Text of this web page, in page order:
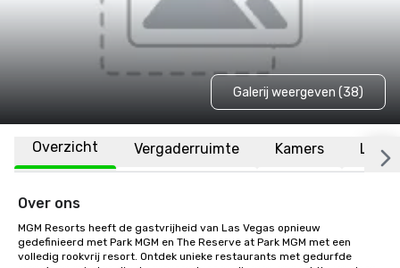
Galerij weergeven (38)
Overzicht Vergaderruimte Kamers
Over ons
MGM Resorts heeft de gastvrijheid van Las Vegas opnieuw
gedefinieerd met Park MGM en The Reserve at Park MGM met een
volledig rookvrij resort. Ontdek unieke restaurants met gedurfde